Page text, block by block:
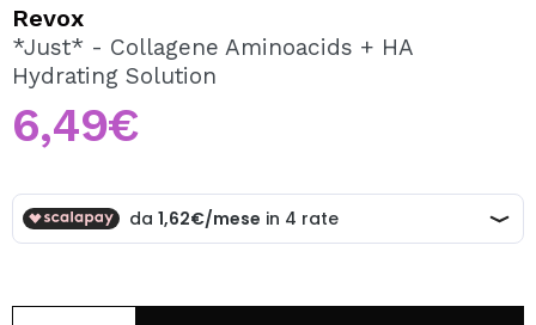
Creando un account su Maquibeauty.it potrai fare i tuoi
acquisti velocemente, controllare lo stato dei tuoi ordini e
Revox
*Just* - Collagene Aminoacids + HA
Hydrating Solution
6,49€